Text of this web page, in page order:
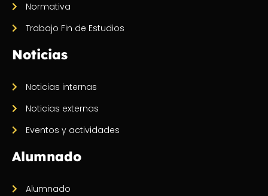
Normativa
Trabajo Fin de Estudios
Noticias
Noticias internas
Noticias externas
Eventos y actividades
Alumnado
Alumnado